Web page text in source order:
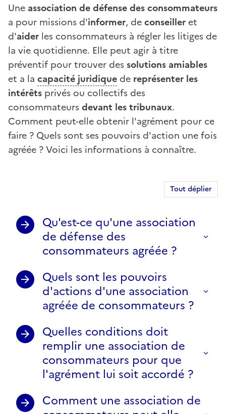
Une association de défense des consommateurs
a pour missions d'informer, deconseiller et
d'aider les consommateurs à régler les litiges de
la vie quotidienne. Elle peut agir à titre
préventif pour trouver des solutions amiables
et a la capacité juridique de représenter les
intérêts privés ou collectifs des
consommateurs devant les tribunaux.
Comment peut-elle obtenir l'agrément pour ce
faire ? Quels sont ses pouvoirs d'action une fois
agréée ? Voici les informations à connaître.
Tout déplier
Qu'est-ce qu'une association
de défense des
consommateurs agréée ?
Quels sont les pouvoirs
d'actions d'une association
agréée de consommateurs ?
Quelles conditions doit
remplir une association de
consommateurs pour que
l'agrément lui soit accordé ?
Comment une association de